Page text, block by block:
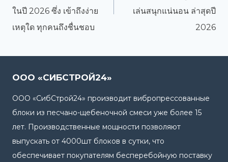
ในปี 2026 ซึ่ง เข้าถึงง่าย
เหตุใด ทุกคนถึงชื่นชอบ
เล่นสนุกแน่นอน ล่าสุดปี
2026
ООО «СИБСТРОЙ24»
ООО «СибСтрой24» производит вибропрессованные
блоки из песчано-щебеночной смеси уже более 15
лет. Производственные мощности позволяют
выпускать от 4000шт блоков в сутки, что
обеспечивает покупателям бесперебойную поставку